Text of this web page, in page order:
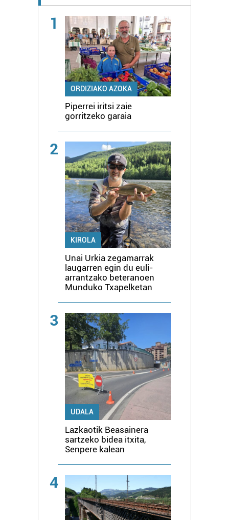
1
ORDIZIAKO AZOKA
Piperrei iritsi zaie
gorritzeko garaia
2
KIROLA
Unai Urkia zegamarrak
laugarren egin du euli-
arrantzako beteranoen
Munduko Txapelketan
3
UDALA
Lazkaotik Beasainera
sartzeko bidea itxita,
Senpere kalean
4